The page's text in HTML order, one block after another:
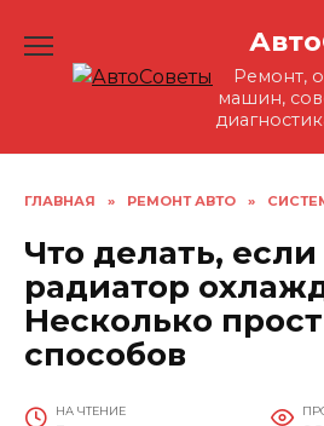
содержанию
Ремонт,
машин,
ГЛАВНАЯ » РЕМОНТ АВТО »
Что делать, если
радиатор
Несколько
способов
НА ЧТЕНИЕ